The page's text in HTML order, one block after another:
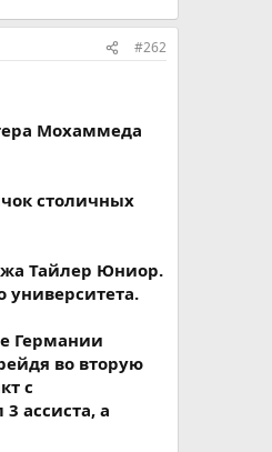
#262
Мохаммеда
столичных
Тайлер Юниор.
университета.
Германии
во вторую
с
ассиста, а